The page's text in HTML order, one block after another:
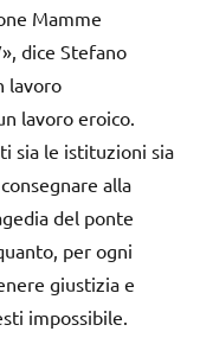
Mamme
dice Stefano
lavoro
lavoro eroico.
sia le istituzioni sia
alla
del ponte
per ogni
giustizia e
impossibile.